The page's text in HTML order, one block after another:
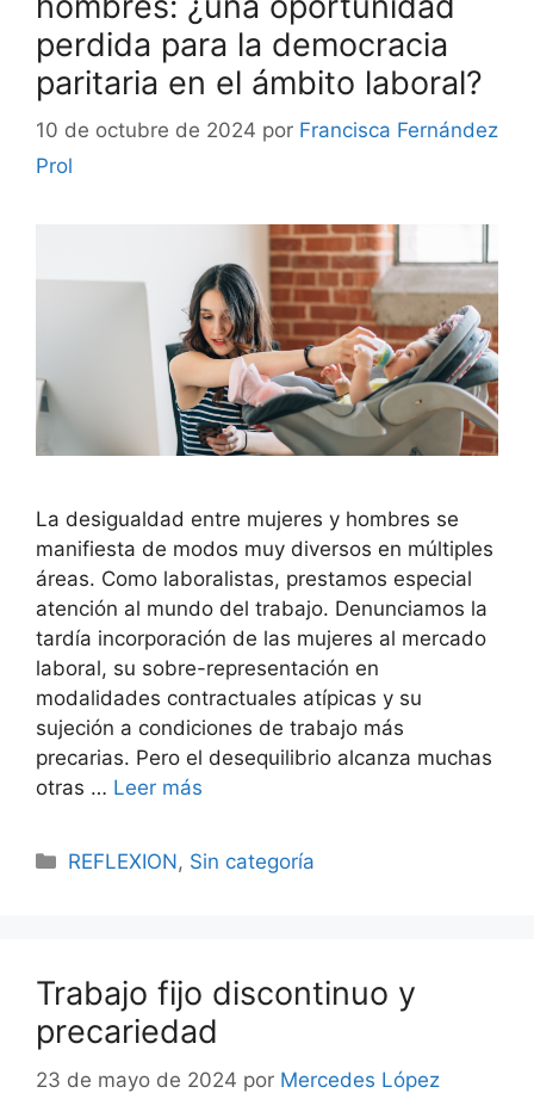
perdida para la democracia
paritaria en el ámbito laboral?
10 de octubre de 2024 por Francisca Fernández
Prol
La desigualdad entre mujeres y hombres se
manifiesta de modos muy diversos en múltiples
áreas. Como laboralistas, prestamos especial
atención al mundo del trabajo. Denunciamos la
tardía incorporación de las mujeres al mercado
laboral, su sobre-representación en
modalidades contractuales atípicas y su
sujeción a condiciones de trabajo más
precarias. Pero el desequilibrio alcanza muchas
otras … Leer más
REFLEXION, Sin categoría
Trabajo fijo discontinuo y
precariedad
23 de mayo de 2024 por Mercedes López